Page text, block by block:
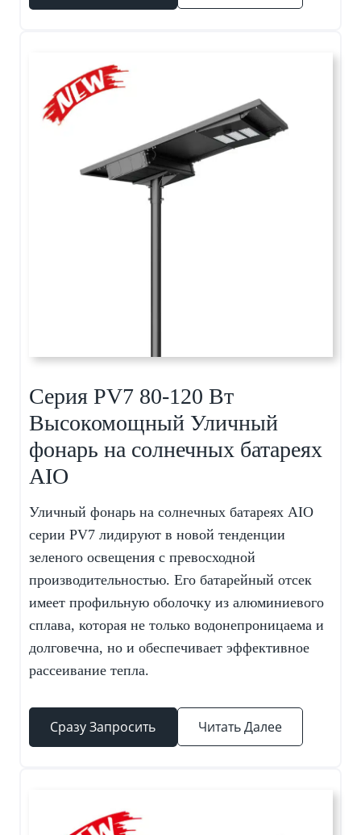
Серия PV7 80-120 Вт
Высокомощный Уличный
фонарь на солнечных батареях
AIO
Уличный фонарь на солнечных батареях AIO
серии PV7 лидируют в новой тенденции
зеленого освещения с превосходной
производительностью. Его батарейный отсек
имеет профильную оболочку из алюминиевого
сплава, которая не только водонепроницаема и
долговечна, но и обеспечивает эффективное
рассеивание тепла.
Сразу Запросить Читать Далее